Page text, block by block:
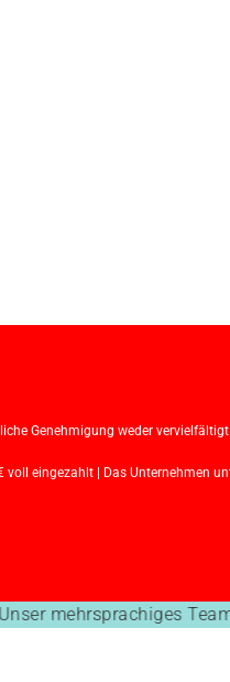
Genehmigung weder
eingezahlt | Das Unternehmen
mehrsprachiges